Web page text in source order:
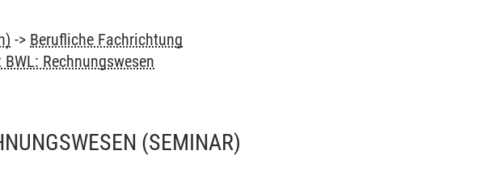
-> Berufliche Fachrichtung
Rechnungswesen
(SEMINAR)